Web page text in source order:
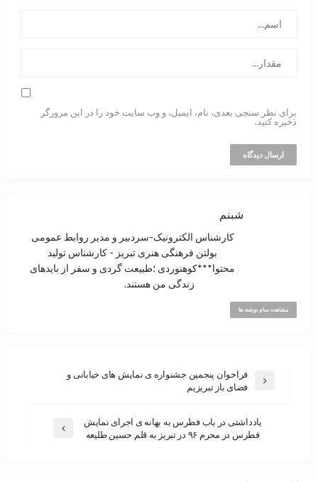
برای نظر سنجی بعدی، نام، ایمیل، و وب سایت خود را در این مرورگر
ذخیره کنید.
شبنم
کارشناس الکترونیک-سردبیر و مدیر روابط عمومی
بولتن فرهنگی هنری تبریز - کارشناس تولید
محتوا***کوهنوردی ؛‌طبیعت گردی و سفر از بایدهای
زندگی من هستند.
مشاهده تمام نوشته ها
فراخوان پنجمین جشنواره ی نمایش های خیابانی و
فضای باز تبریزیم
یادداشتی در باب فطرس به بهانه ی اجرای نمایش
فطرس در محرم ۹۶ در تبریز به قلم حسین طلیعه